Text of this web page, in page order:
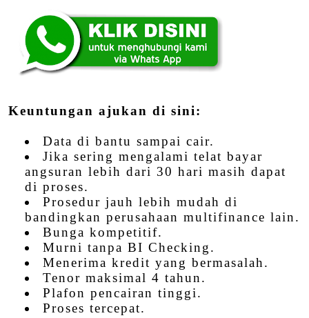
Keuntungan ajukan di sini:
Data di bantu sampai cair.
Jika sering mengalami telat bayar
angsuran lebih dari 30 hari masih dapat
di proses.
Prosedur jauh lebih mudah di
bandingkan perusahaan multifinance lain.
Bunga kompetitif.
Murni tanpa BI Checking.
Menerima kredit yang bermasalah.
Tenor maksimal 4 tahun.
Plafon pencairan tinggi.
Proses tercepat.